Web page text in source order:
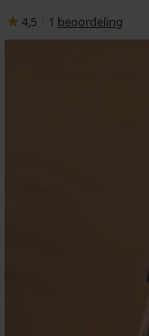
4,5 1 beoordeling